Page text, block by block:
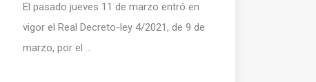
El pasado jueves 11 de marzo entró en
vigor el Real Decreto-ley 4/2021, de 9 de
marzo, por el ...